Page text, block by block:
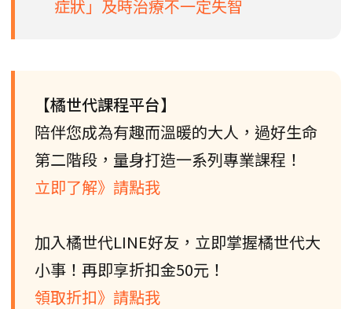
症狀」及時治療不一定失智
【橘世代課程平台】
陪伴您成為有趣而溫暖的大人，過好生命
第二階段，量身打造一系列專業課程！
立即了解》請點我
加入橘世代LINE好友，立即掌握橘世代大
小事！再即享折扣金50元！
領取折扣》請點我